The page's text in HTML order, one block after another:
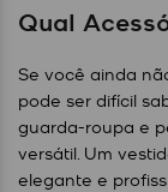
Qual
Se você ainda
pode ser difícil
guarda-roupa e
versátil. Um
elegante e